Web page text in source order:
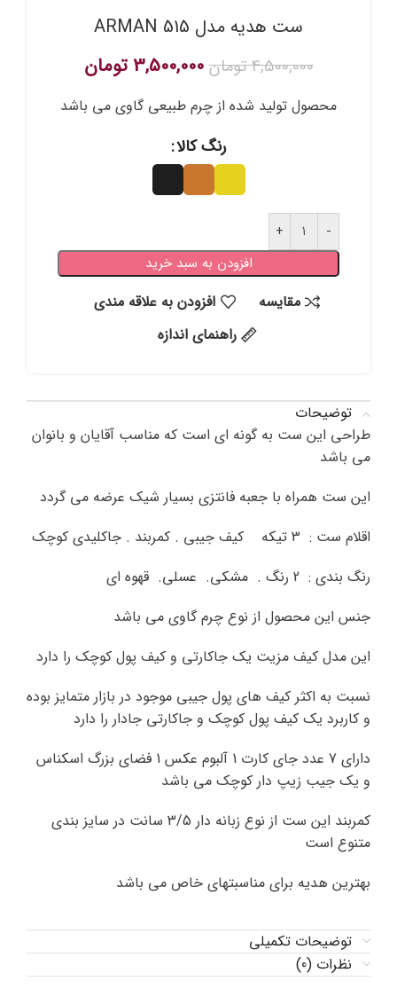
ست هدیه مدل ARMAN 515
4,500,000 تومان 3,500,000تومان
محصول تولید شده از چرم طبیعی گاوی می باشد
رنگ کالا
افزودن به سبد خرید
مقايسه
افزودن به علاقه مندی
راهنمای اندازه
توضیحات
طراحی این ست به گونه ای است که مناسب آقایان و بانوان
می باشد
این ست همراه با جعبه فانتزی بسیار شیک عرضه می گردد
اقلام ست : 3 تیکه کیف جیبی . کمربند . جاکلیدی کوچک
رنگ بندی : 2 رنگ . مشکی. عسلی. قهوه ای
جنس این محصول از نوع چرم گاوی می باشد
این مدل کیف مزیت یک جاکارتی و کیف پول کوچک را دارد
نسبت به اکثر کیف های پول جیبی موجود در بازار متمایز بوده
و کاربرد یک کیف پول کوچک و جاکارتی جادار را دارد
دارای 7 عدد جای کارت 1 آلبوم عکس 1 فضای بزرگ اسکناس
و یک جیب زیپ دار کوچک می باشد
کمربند این ست از نوع زبانه دار 3/5 سانت در سایز بندی
متنوع است
بهترین هدیه برای مناسبتهای خاص می باشد
توضیحات تکمیلی
نظرات (0)